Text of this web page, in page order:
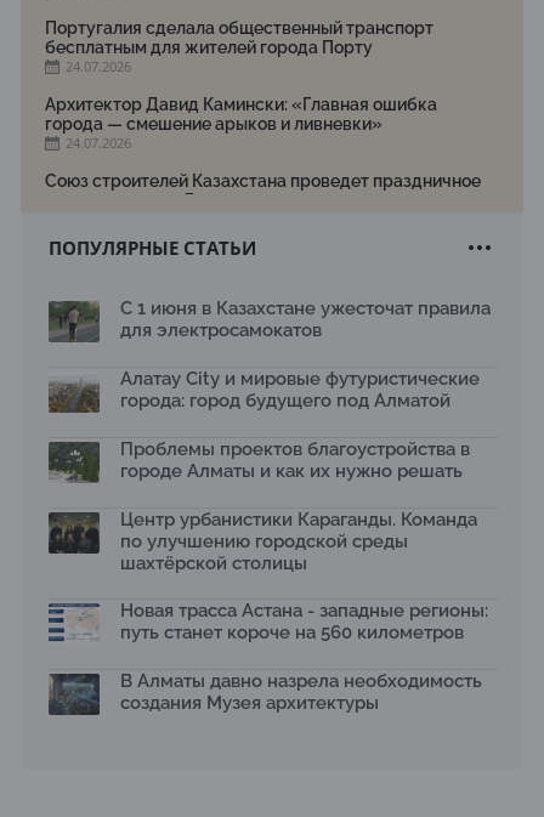
Португалия сделала общественный транспорт
бесплатным для жителей города Порту
24.07.2026
Архитектор Давид Камински: «Главная ошибка
города — смешение арыков и ливневки»
24.07.2026
Союз строителей Казахстана проведет праздничное
мероприятие ко Дню строителя
Новый Строительный кодекс: что изменилось для
17.07.2026
рободоставки в Астане
15.07.2026
2026 принимает заявки до 31 июля
13.07.2026
темой новой выставки в «Целинном»
13.07.2026
Қазақстан»: воспитанники подарили вторую жизнь
отходам
08.07.2026
Ко Дню столицы в Нуре благоустроили шесть
общественных пространств
06.07.2026
ПОПУЛЯРНЫЕ СТАТЬИ
С 1 июня в Казахстане ужесточат правила
для электросамокатов
Алатау City и мировые футуристические
города: город будущего под Алматой
Проблемы проектов благоустройства в
городе Алматы и как их нужно решать
Центр урбанистики Караганды. Команда
по улучшению городской среды
шахтёрской столицы
Новая трасса Астана - западные регионы:
путь станет короче на 560 километров
В Алматы давно назрела необходимость
создания Музея архитектуры